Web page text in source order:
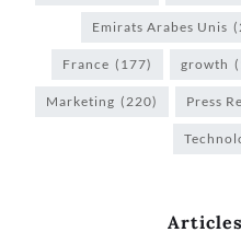
Emirats Arabes Unis
France (177) growth
Marketing (220) Press